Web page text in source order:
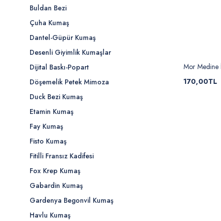
Buldan Bezi
Çuha Kumaş
Dantel-Güpür Kumaş
Desenli Giyimlik Kumaşlar
Dijital Baskı-Popart
Döşemelik Petek Mimoza
Duck Bezi Kumaş
Etamin Kumaş
Fay Kumaş
Fisto Kumaş
Fitilli Fransız Kadifesi
Fox Krep Kumaş
Gabardin Kumaş
Gardenya Begonvil Kumaş
Havlu Kumaş
Mor Medine
170,00TL